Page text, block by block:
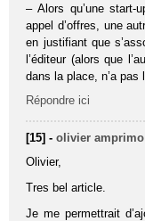
– Alors qu’une start-
appel d’offres, une
en justifiant que
l’éditeur (alors que
dans la place, n’a pas
Répondre ici
[15] -olivier amprimo
Olivier,
Tres bel article.
Je me permettrait